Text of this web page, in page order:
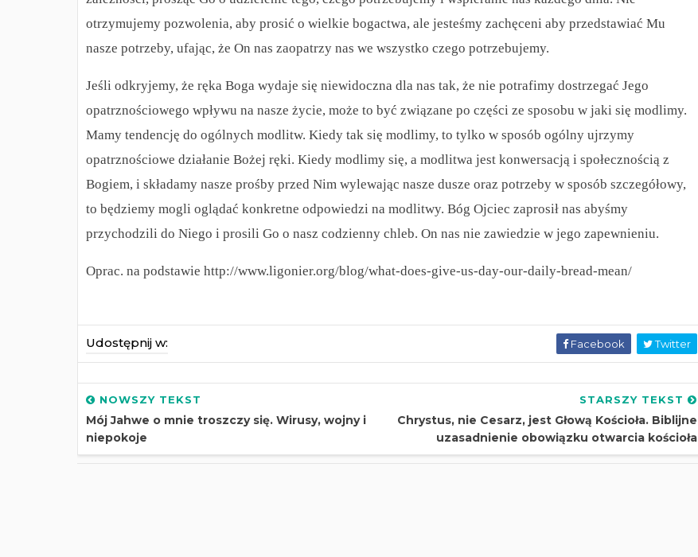
otrzymujemy pozwolenia, aby prosić o wielkie bogactwa, ale jesteśmy zachęceni aby przedstawiać Mu
nasze potrzeby, ufając, że On nas zaopatrzy nas we wszystko czego potrzebujemy.
Jeśli odkryjemy, że ręka Boga wydaje się niewidoczna dla nas tak, że nie potrafimy dostrzegać Jego
opatrznościowego wpływu na nasze życie, może to być związane po części ze sposobu w jaki się modlimy.
Mamy tendencję do ogólnych modlitw. Kiedy tak się modlimy, to tylko w sposób ogólny ujrzymy
opatrznościowe działanie Bożej ręki. Kiedy modlimy się, a modlitwa jest konwersacją i społecznością z
Bogiem, i składamy nasze prośby przed Nim wylewając nasze dusze oraz potrzeby w sposób szczegółowy,
to będziemy mogli oglądać konkretne odpowiedzi na modlitwy. Bóg Ojciec zaprosił nas abyśmy
przychodzili do Niego i prosili Go o nasz codzienny chleb. On nas nie zawiedzie w jego zapewnieniu.
Oprac. na podstawie http://www.ligonier.org/blog/what-does-give-us-day-our-daily-bread-mean/
Udostępnij w: Facebook Twitter
NOWSZY TEKST
Mój Jahwe o mnie troszczy się. Wirusy, wojny i
niepokoje
STARSZY TEKST
Chrystus, nie Cesarz, jest Głową Kościoła. Biblijne
uzasadnienie obowiązku otwarcia kościoła